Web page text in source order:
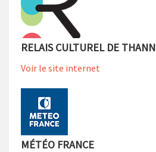
RELAIS CULTUREL DE THANN
Voir le site internet
MÉTÉO FRANCE